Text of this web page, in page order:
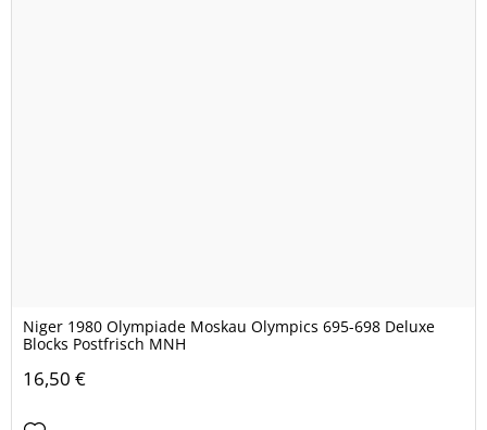
Niger 1980 Olympiade Moskau Olympics 695-698 Deluxe
Blocks Postfrisch MNH
16,50 €